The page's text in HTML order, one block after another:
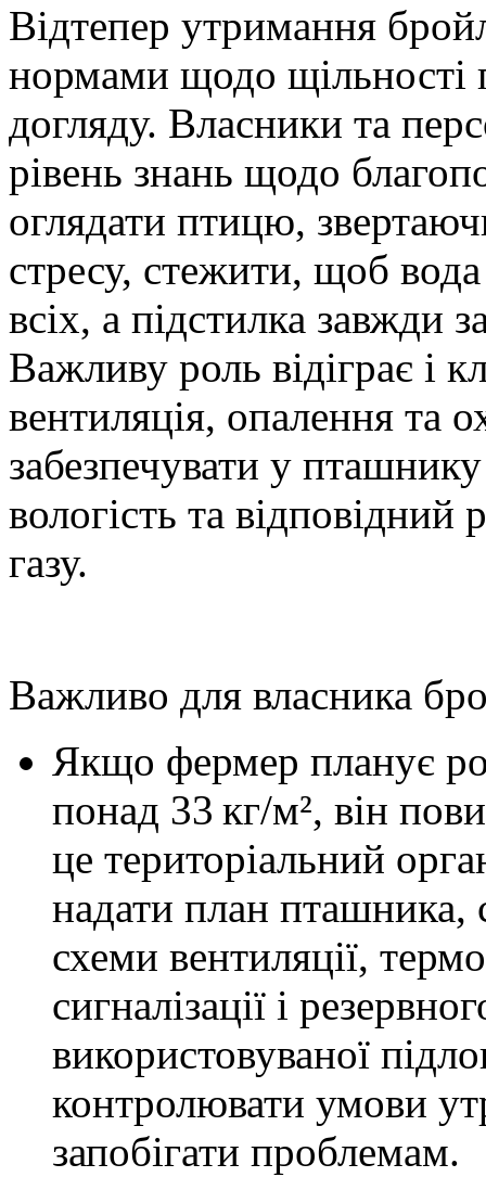
Відтепер утримання
нормами щодо щільності
догляду. Власники та
рівень знань щодо
оглядати птицю,
стресу, стежити, щоб
всіх, а підстилка завжди
Важливу роль відіграє і
вентиляція, опалення та
забезпечувати у
вологість та відповідний
газу.
Важливо для власника
Якщо фермер планує
понад 33 кг/м², він
це територіальний
надати план пташника,
схеми вентиляції,
сигналізації і
використовуваної
контролювати умови
запобігати проблемам.